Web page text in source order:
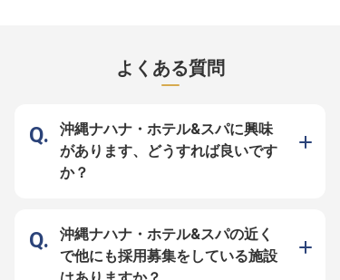
管理の役割は、まさにそのおもてな
しの土台を築くこと。 館内の設備
す。 あなたの技術が、お客様の笑
顔と感動に直結する、やりがい溢れ
るお仕事です。 ーー【チームで支
え合う、成長できる職場環境】 当
ホテルを支える大切な一員です。
制度もあり、あなたのスキルアップ
を積極的にサポート。 安定した環
境で長く働きながら、専門性を高
め、ホテル運営に貢献できる喜びを
感じていただけます。 共に成長
ていただきます。 お電話やメール
での丁寧なコミュニケーションを心
がけ、お客様一人ひとりのご要望に
な気配りが、お客様にとって忘れら
れない滞在の第一歩となります。
ーー【働きやすい環境とキャリアア
ップの機会】 シフト制勤務でプラ
スキルアップを目指せる環境です。
語学力をお持ちの方は、国際色豊か
なお客様との出会いを通じて、活躍
の場を広げられます。 ※2026年03
月06日時点の情報です
よくある質問
沖縄ナハナ・ホテル&スパに興味
があります、どうすれば良いです
か？
沖縄ナハナ・ホテル&スパの近く
で他にも採用募集をしている施設